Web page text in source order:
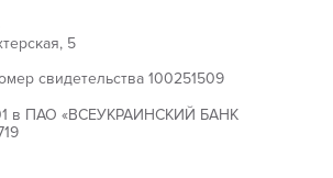
5
свидетельства 100251509
в ПАО «ВСЕУКРАИНСКИЙ БАНК